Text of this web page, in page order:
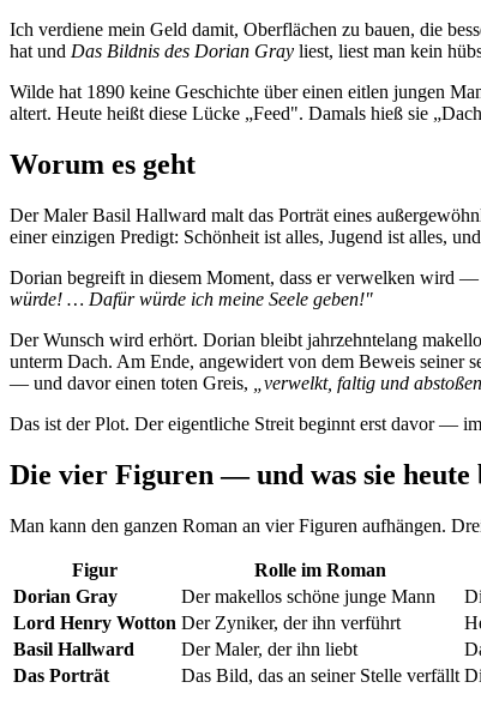
Ich verdiene mein Geld damit, Oberflächen zu bauen, die
hat und Das Bildnis des Dorian Gray liest, liest man kein
Wilde hat 1890 keine Geschichte über einen eitlen jungen
altert. Heute heißt diese Lücke „Feed". Damals hieß sie
Worum es geht
Der Maler Basil Hallward malt das Porträt eines
einer einzigen Predigt: Schönheit ist alles, Jugend ist alles,
Dorian begreift in diesem Moment, dass er verwelken wird
würde! … Dafür würde ich meine Seele geben!"
Der Wunsch wird erhört. Dorian bleibt jahrzehntelang
unterm Dach. Am Ende, angewidert von dem Beweis seiner
— und davor einen toten Greis,
„verwelkt, faltig und
Das ist der Plot. Der eigentliche Streit beginnt erst davor —
Die vier Figuren — und was sie heute
Man kann den ganzen Roman an vier Figuren aufhängen.
Figur Rolle im Roman
Dorian Gray
Der makellos schöne junge Mann
Lord Henry Wotton Der Zyniker, der ihn verführt
Basil Hallward
Der Maler, der ihn liebt
Das Porträt
Das Bild, das an seiner Stelle verfällt